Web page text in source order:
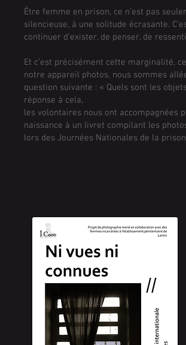
Être femme en prison, ce n’est pas
silencieuse, à une solitude écrasante.
continuer d’exister, de penser, de
Et c’est précisément cette marginalité,
notre appareil photos, nous sommes
question suivante : « Quels sont les
réponse à cela,
les volontaires nous ont accompagnées
naissance à un livret compilant les
lors des Journées Nationales de la